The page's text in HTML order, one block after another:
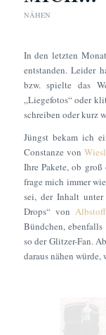
NÄHEN
In den letzten
entstanden. Leider
bzw. spielte das
„Liegefotos“ oder
schreiben oder kurz
Jüngst bekam ich
Constanze von
Ihre Pakete, ob
frage mich immer
sei, der Inhalt unter
Drops“ von
Bündchen,
so der Glitzer-Fan.
daraus nähen